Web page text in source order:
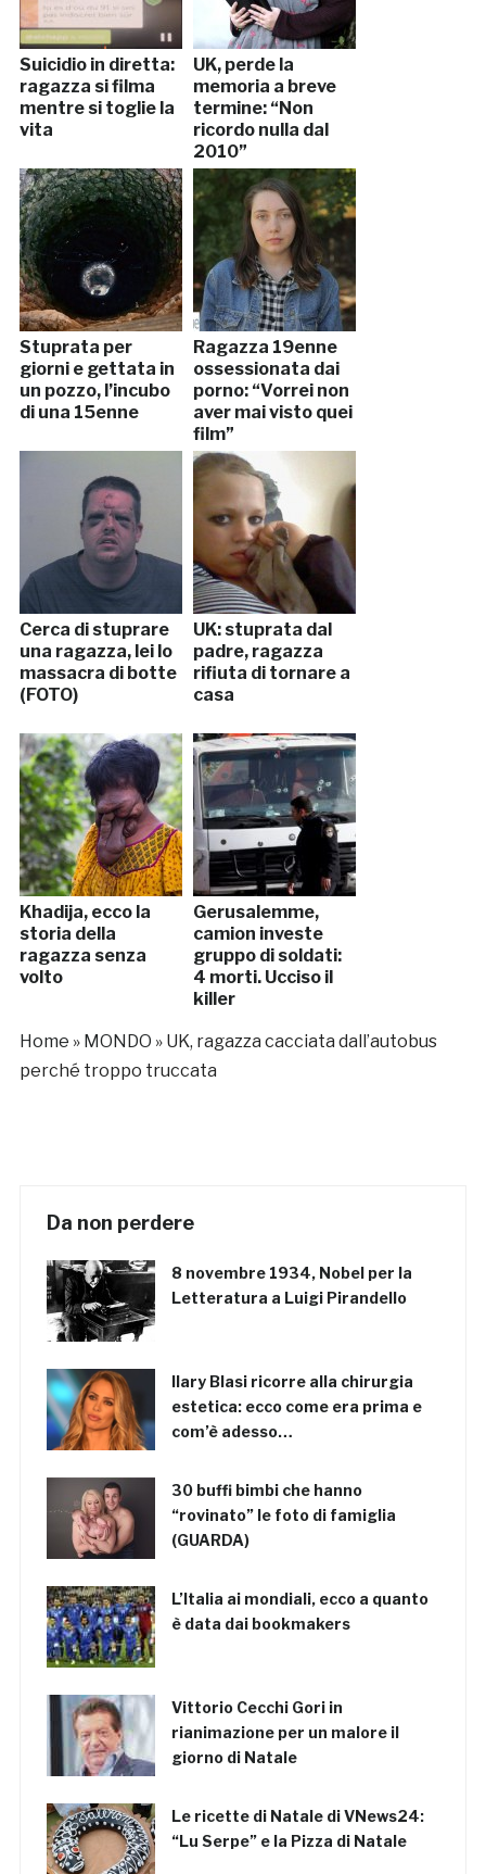
Suicidio in diretta:
ragazza si filma
mentre si toglie la
vita
UK, perde la
memoria a breve
termine: “Non
ricordo nulla dal
2010”
Stuprata per
giorni e gettata in
un pozzo, l’incubo
di una 15enne
Ragazza 19enne
ossessionata dai
porno: “Vorrei non
aver mai visto quei
film”
Cerca di stuprare
una ragazza, lei lo
massacra di botte
(FOTO)
UK: stuprata dal
padre, ragazza
rifiuta di tornare a
casa
Khadija, ecco la
storia della
ragazza senza
volto
Gerusalemme,
camion investe
gruppo di soldati:
4 morti. Ucciso il
killer
Home » MONDO » UK, ragazza cacciata dall’autobus
perché troppo truccata
Da non perdere
8 novembre 1934, Nobel per la
Letteratura a Luigi Pirandello
Ilary Blasi ricorre alla chirurgia
estetica: ecco come era prima e
com’è adesso…
30 buffi bimbi che hanno
“rovinato” le foto di famiglia
(GUARDA)
L’Italia ai mondiali, ecco a quanto
è data dai bookmakers
Vittorio Cecchi Gori in
rianimazione per un malore il
giorno di Natale
Le ricette di Natale di VNews24:
“Lu Serpe” e la Pizza di Natale